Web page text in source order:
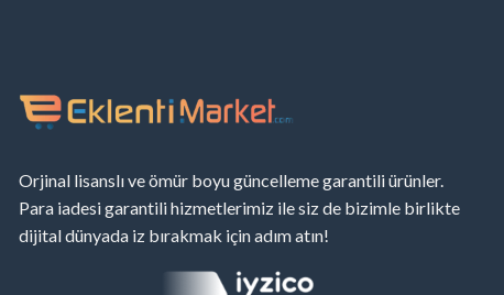
Orjinal lisanslı ve ömür boyu güncelleme garantili ürünler.
Para iadesi garantili hizmetlerimiz ile siz de bizimle birlikte
dijital dünyada iz bırakmak için adım atın!